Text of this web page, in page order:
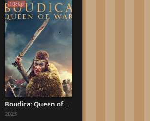
1080p
Boudica: Queen of War Türkçe Dublaj İzle
2023